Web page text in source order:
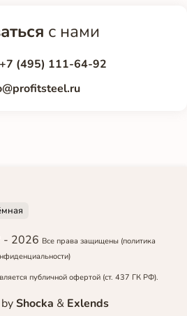
с нами
(495) 111-64-92
- 2026 Все права защищены (политика
публичной офертой (ст. 437 ГК РФ).
Shocka & Exlends